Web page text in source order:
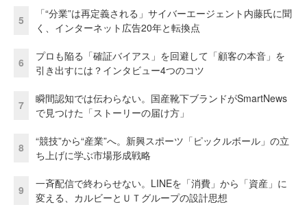
5
「“分業”は再定義される」サイバーエージェント内藤氏に聞
く、インターネット広告20年と転換点
6
プロも陥る「確証バイアス」を回避して「顧客の本音」を
引き出すには？インタビュー4つのコツ
7
瞬間認知では伝わらない。国産靴下ブランドがSmartNews
で見つけた「ストーリーの届け方」
8
“競技”から“産業”へ。新興スポーツ「ピックルボール」の立
ち上げに学ぶ市場形成戦略
9
一斉配信で終わらせない。LINEを「消費」から「資産」に
変える、カルビーとＵＴグループの設計思想